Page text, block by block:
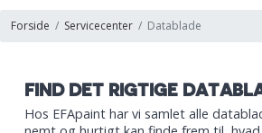
Forside Servicecenter Datablade
FIND DET RIGTIGE
Hos EFApaint har vi samlet alle